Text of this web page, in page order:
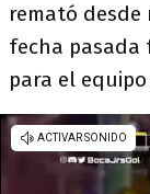
remató
fecha pasada
para el